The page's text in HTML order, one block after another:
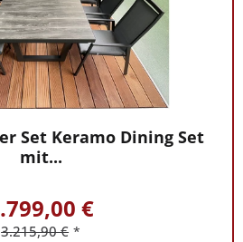
Set Keramo Dining Set
mit...
€
3.215,90 € *